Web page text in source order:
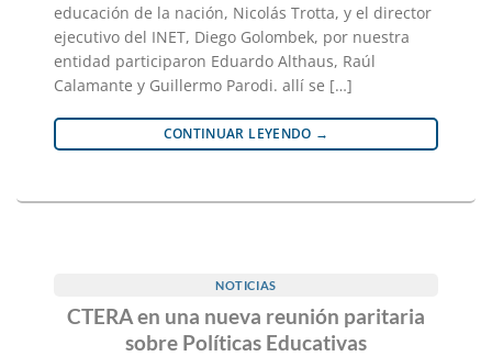
educación de la nación, Nicolás Trotta, y el director
ejecutivo del INET, Diego Golombek, por nuestra
entidad participaron Eduardo Althaus, Raúl
Calamante y Guillermo Parodi. allí se […]
CONTINUAR LEYENDO →
NOTICIAS
CTERA en una nueva reunión paritaria
sobre Políticas Educativas